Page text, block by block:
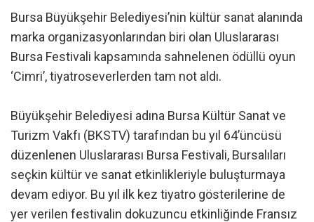
Bursa Büyükşehir Belediyesi’nin kültür sanat alanında
marka organizasyonlarından biri olan Uluslararası
Bursa Festivali kapsamında sahnelenen ödüllü oyun
‘Cimri’, tiyatroseverlerden tam not aldı.
Büyükşehir Belediyesi adına Bursa Kültür Sanat ve
Turizm Vakfı (BKSTV) tarafından bu yıl 64’üncüsü
düzenlenen Uluslararası Bursa Festivali, Bursalıları
seçkin kültür ve sanat etkinlikleriyle buluşturmaya
devam ediyor. Bu yıl ilk kez tiyatro gösterilerine de
yer verilen festivalin dokuzuncu etkinliğinde Fransız